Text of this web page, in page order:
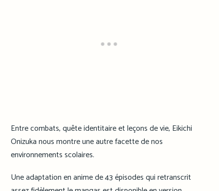
Entre combats, quête identitaire et leçons de vie, Eikichi
Onizuka nous montre une autre facette de nos
environnements scolaires.
Une adaptation en anime de 43 épisodes qui retranscrit